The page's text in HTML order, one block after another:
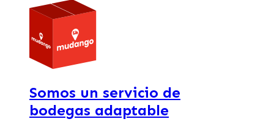
Somos un servicio de
bodegas adaptable